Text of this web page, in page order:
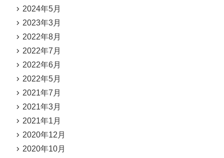
2024年5月
2023年3月
2022年8月
2022年7月
2022年6月
2022年5月
2021年7月
2021年3月
2021年1月
2020年12月
2020年10月